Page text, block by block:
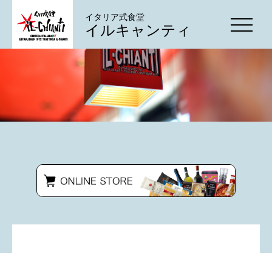
イタリア式食堂
イルキャンティ